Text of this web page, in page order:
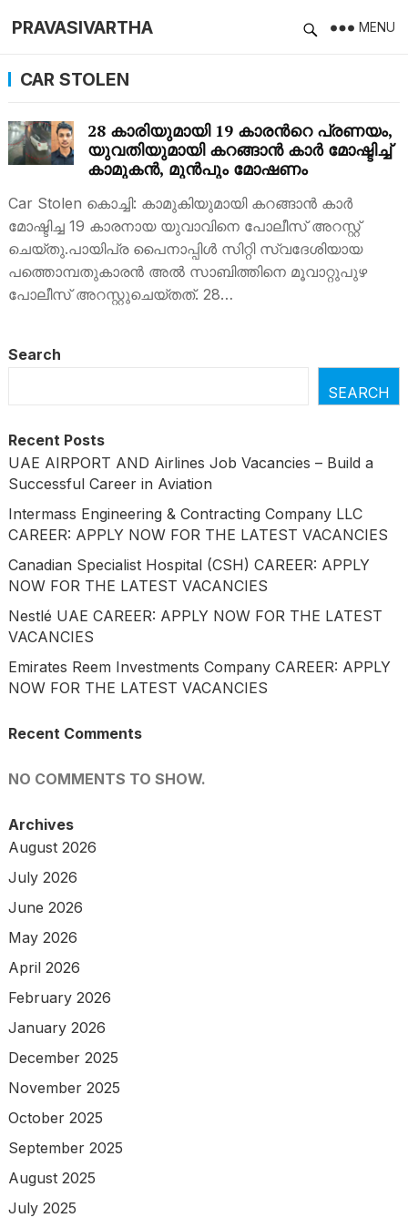
PRAVASIVARTHA MENU
CAR STOLEN
28 കാരിയുമായി 19 കാരന്‍റെ പ്രണയം,
യുവതിയുമായി കറങ്ങാന്‍ കാര്‍ മോഷ്ടിച്ച്
കാമുകന്‍, മുന്‍പും മോഷണം
Car Stolen കൊച്ചി: കാമുകിയുമായി കറങ്ങാന്‍ കാര്‍
മോഷ്ടിച്ച 19 കാരനായ യുവാവിനെ പോലീസ് അറസ്റ്റ്
ചെയ്തു.പായിപ്ര പൈനാപ്പിള്‍ സിറ്റി സ്വദേശിയായ
പത്തൊമ്പതുകാരന്‍ അല്‍ സാബിത്തിനെ മൂവാറ്റുപുഴ
പോലീസ് അറസ്റ്റുചെയ്തത്. 28…
Search
SEARCH
Recent Posts
UAE AIRPORT AND Airlines Job Vacancies – Build a
Successful Career in Aviation
Intermass Engineering & Contracting Company LLC
CAREER: APPLY NOW FOR THE LATEST VACANCIES
Canadian Specialist Hospital (CSH) CAREER: APPLY
NOW FOR THE LATEST VACANCIES
Nestlé UAE CAREER: APPLY NOW FOR THE LATEST
VACANCIES
Emirates Reem Investments Company CAREER: APPLY
NOW FOR THE LATEST VACANCIES
Recent Comments
NO COMMENTS TO SHOW.
Archives
August 2026
July 2026
June 2026
May 2026
April 2026
February 2026
January 2026
December 2025
November 2025
October 2025
September 2025
August 2025
July 2025